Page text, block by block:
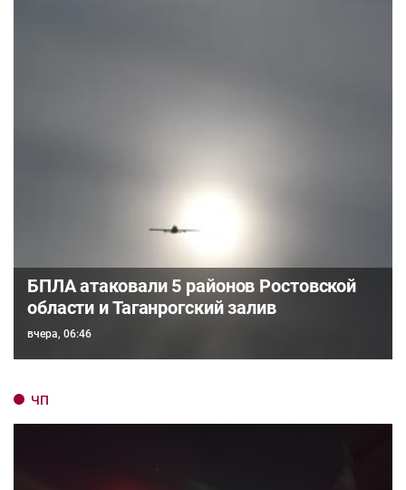
БПЛА атаковали 5 районов Ростовской
области и Таганрогский залив
вчера, 06:46
ЧП